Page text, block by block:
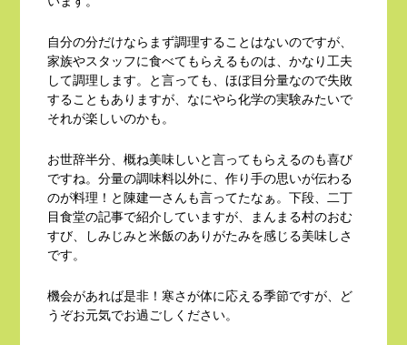
自分の分だけならまず調理することはないのですが、
家族やスタッフに食べてもらえるものは、かなり工夫
して調理します。と言っても、ほぼ目分量なので失敗
することもありますが、なにやら化学の実験みたいで
それが楽しいのかも。
お世辞半分、概ね美味しいと言ってもらえるのも喜び
ですね。分量の調味料以外に、作り手の思いが伝わる
のが料理！と陳建一さんも言ってたなぁ。下段、二丁
目食堂の記事で紹介していますが、まんまる村のおむ
すび、しみじみと米飯のありがたみを感じる美味しさ
です。
機会があれば是非！寒さが体に応える季節ですが、ど
うぞお元気でお過ごしください。